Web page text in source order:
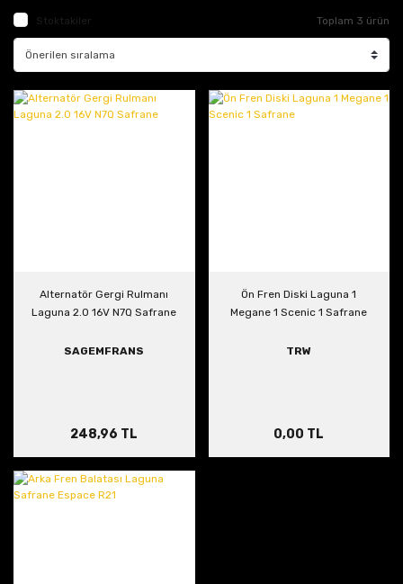
Stoktakiler Toplam 3 ürün
Alternatör Gergi Rulmanı
Laguna 2.0 16V N7Q Safrane
SAGEMFRANS
248,96 TL
Ön Fren Diski Laguna 1
Megane 1 Scenic 1 Safrane
TRW
0,00 TL